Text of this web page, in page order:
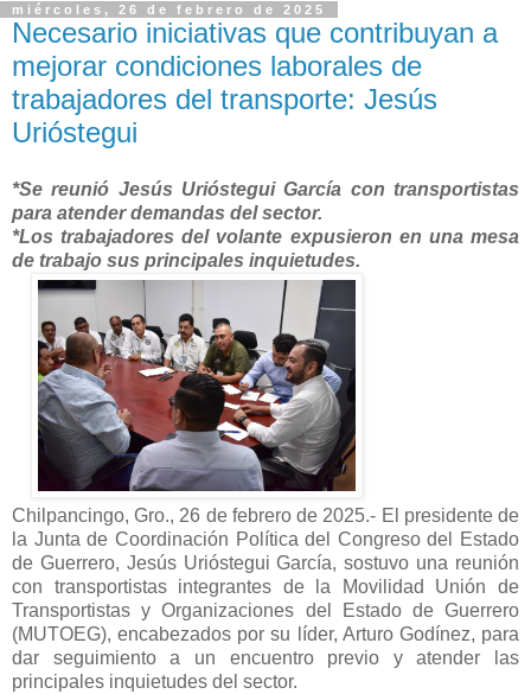
miércoles, 26 de febrero de 2025
Necesario iniciativas que contribuyan a
mejorar condiciones laborales de
trabajadores del transporte: Jesús
Urióstegui
*Se reunió Jesús Urióstegui García con transportistas
para atender demandas del sector.
*Los trabajadores del volante expusieron en una mesa
de trabajo sus principales inquietudes.
Chilpancingo, Gro., 26 de febrero de 2025.- El presidente de
la Junta de Coordinación Política del Congreso del Estado
de Guerrero, Jesús Urióstegui García, sostuvo una reunión
con transportistas integrantes de la Movilidad Unión de
Transportistas y Organizaciones del Estado de Guerrero
(MUTOEG), encabezados por su líder, Arturo Godínez, para
dar seguimiento a un encuentro previo y atender las
principales inquietudes del sector.